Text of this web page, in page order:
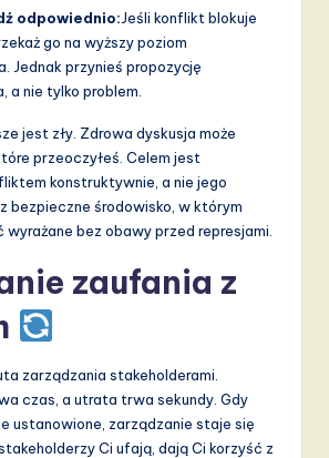
odpowiednio:Jeśli konflikt blokuje
go na wyższy poziom
Jednak przynieś propozycję
a nie tylko problem.
jest zły. Zdrowa dyskusja może
przeoczyłeś. Celem jest
konstruktywnie, a nie jego
bezpieczne środowisko, w którym
bez obawy przed represjami.
zaufania z
zarządzania stakeholderami.
czas, a utrata trwa sekundy. Gdy
ustanowione, zarządzanie staje się
Ci ufają, dają Ci korzyść z